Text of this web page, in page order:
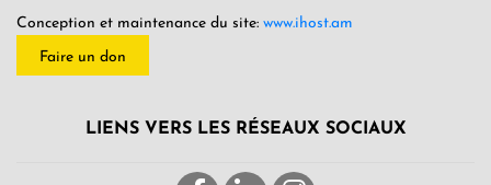
Conception et maintenance du site: www.ihost.am
Faire un don
LIENS VERS LES RÉSEAUX SOCIAUX